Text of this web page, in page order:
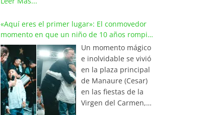
de los listados
musicales en
Colombia y países de
América y Europa.
Esta emotiva
composición del
maestro Wilfran
Castillo se posicionó
en el primer lugar de
«Aquí eres el primer lugar»: El conmovedor
momento en que un niño de 10 años rompió
en llanto al cantar con Iván Villazón
Un momento mágico
e inolvidable se vivió
en la plaza principal
de Manaure (Cesar)
en las fiestas de la
Virgen del Carmen,